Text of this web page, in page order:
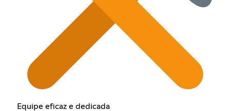
Equipe eficaz e dedicada